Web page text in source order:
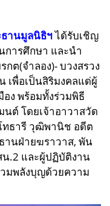
านมูลนิธิฯได้รับเชิญ
ารศึกษา และนำ
ต(จำลอง)- บวงสรวง
เพื่อเป็นสิริมงคลแด่ผู้
ง พร้อมทั้งร่วมพิธี
ต์ โดยเจ้าอาวาสวัด
ทธารี วุฒิพานิช อดีต
านฝ่ายฆราวาส, พัน
.2 และผู้ปฏิบัติงาน
มพลังบุญด้วยความ